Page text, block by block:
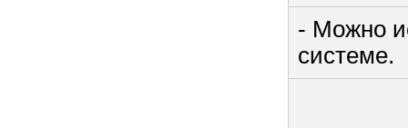
- Можно
системе.